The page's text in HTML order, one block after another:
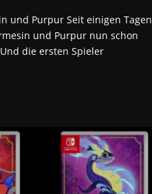
und Purpur Seit einigen Tagen
und Purpur nun schon
die ersten Spieler